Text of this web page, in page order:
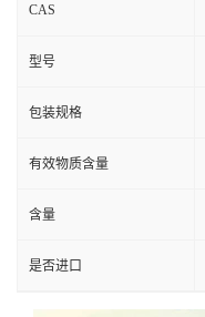
CAS
型号
包装规格
有效物质含量
含量
是否进口